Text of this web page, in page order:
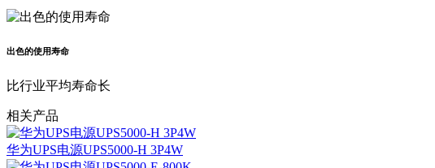
出色的使用寿命
比行业平均寿命长
相关产品
华为UPS电源UPS5000-H 3P4W